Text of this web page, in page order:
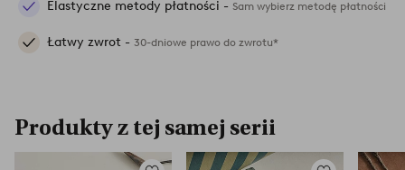
Elastyczne metody płatności - Sam wybierz metodę płatności
Łatwy zwrot - 30-dniowe prawo do zwrotu*
Produkty z tej samej serii